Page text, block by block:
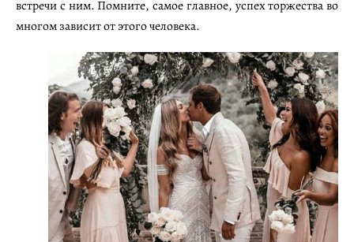
встречи с ним. Помните, самое главное, успех торжества во
многом зависит от этого человека.